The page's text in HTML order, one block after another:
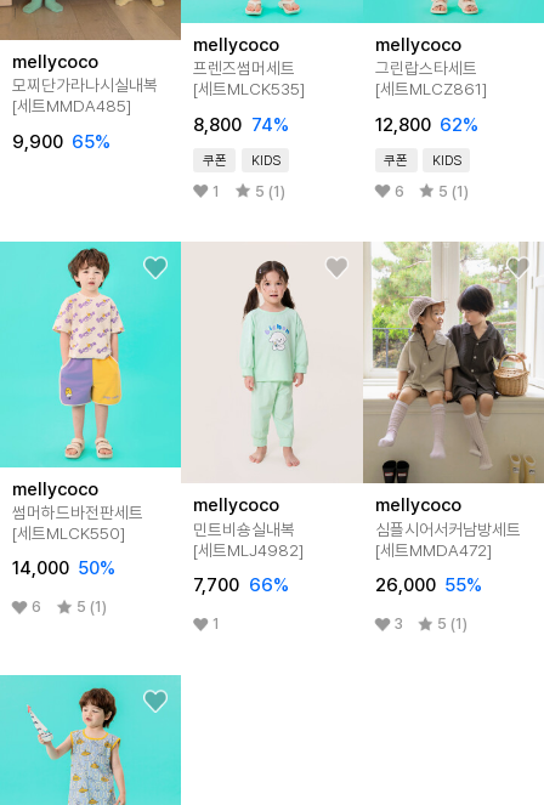
mellycoco
모찌단가라나시실내복
[세트MMDA485]
9,900 65%
mellycoco
프렌즈썸머세트
[세트MLCK535]
8,800 74%
쿠폰 KIDS
1 5 (1)
mellycoco
그린랍스타세트
[세트MLCZ861]
12,800 62%
쿠폰 KIDS
6 5 (1)
mellycoco
썸머하드바전판세트
[세트MLCK550]
14,000 50%
6 5 (1)
mellycoco
민트비숑실내복
[세트MLJ4982]
7,700 66%
1
mellycoco
심플시어서커남방세트
[세트MMDA472]
26,000 55%
3 5 (1)